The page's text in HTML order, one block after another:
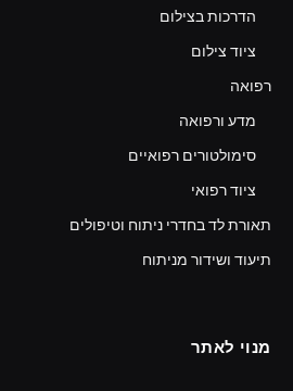
הדרכות בצילום
ציוד צילום
רפואה
מדע ורפואה
סימולטורים רפואיים
ציוד רפואי
תאורת לד בחדרי ניתוח וטיפולים
תיעוד ושידור מניתוח
מנוי לאתר